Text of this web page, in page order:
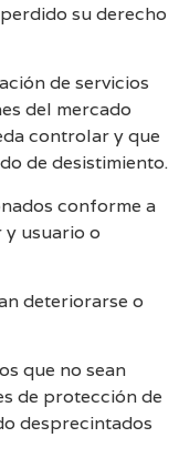
su derecho
de servicios
del mercado
controlar y que
de desistimiento.
conforme a
y usuario o
deteriorarse o
que no sean
de protección de
desprecintados